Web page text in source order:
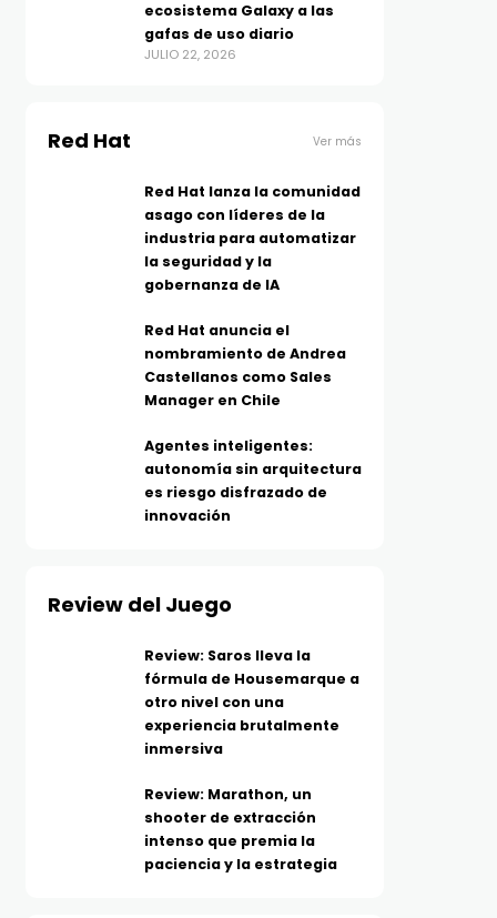
ecosistema Galaxy a las
gafas de uso diario
JULIO 22, 2026
Red Hat Ver más
Red Hat lanza la comunidad
asago con líderes de la
industria para automatizar
la seguridad y la
gobernanza de IA
Red Hat anuncia el
nombramiento de Andrea
Castellanos como Sales
Manager en Chile
Agentes inteligentes:
autonomía sin arquitectura
es riesgo disfrazado de
innovación
Review del Juego
Review: Saros lleva la
fórmula de Housemarque a
otro nivel con una
experiencia brutalmente
inmersiva
Review: Marathon, un
shooter de extracción
intenso que premia la
paciencia y la estrategia